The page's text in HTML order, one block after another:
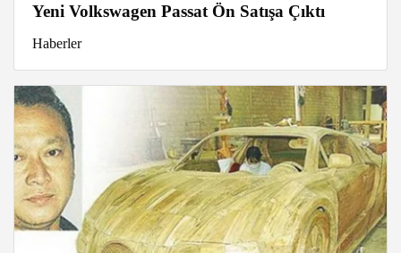
Yeni Volkswagen Passat Ön Satışa Çıktı
Haberler